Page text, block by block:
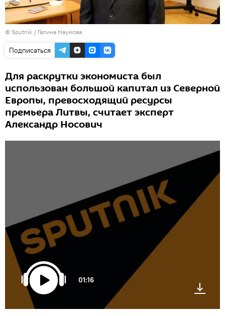
© Sputnik / Галина Наумова
Подписаться
Для раскрутки экономиста был
использован большой капитал из Северной
Европы, превосходящий ресурсы
премьера Литвы, считает эксперт
Александр Носович
01:16